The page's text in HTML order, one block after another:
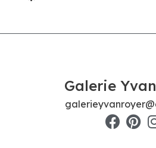
Galerie